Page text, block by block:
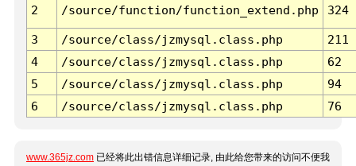
2 /source/function/function_extend.php 324
3 /source/class/jzmysql.class.php
211
4
/source/class/jzmysql.class.php
62
5
/source/class/jzmysql.class.php
94
6
/source/class/jzmysql.class.php 76
www.365jz.com 已经将此出错信息详细记录, 由此给您带来的访问不便我